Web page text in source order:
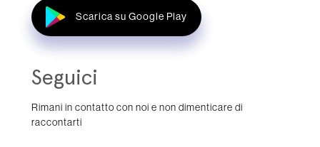
Scarica su Google Play
Seguici
Rimani in contatto con noi e non dimenticare di
raccontarti